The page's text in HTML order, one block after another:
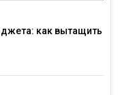
как вытащить